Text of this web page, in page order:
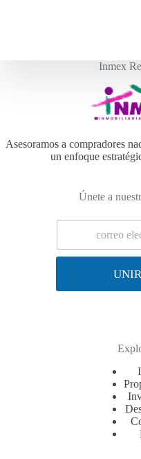
Inmex
Asesoramos a compradores
un enfoque
Únete a
a
*